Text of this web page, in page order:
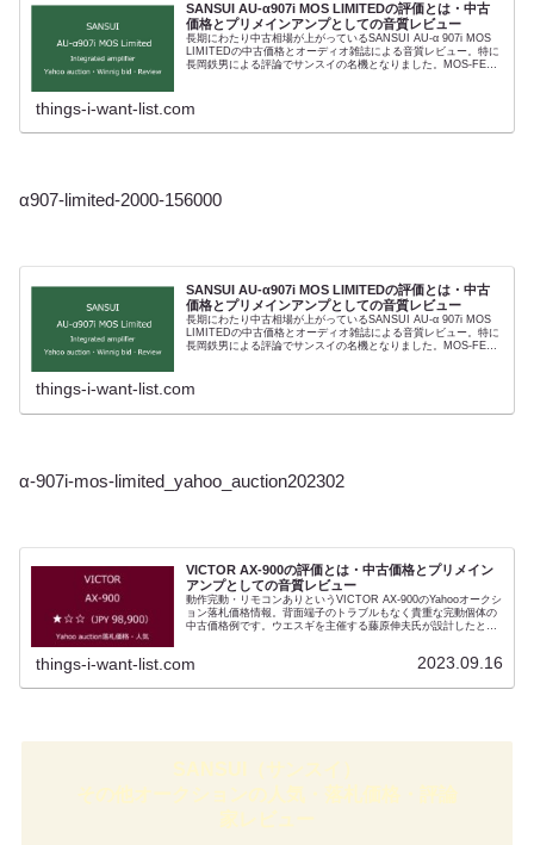
SANSUI AU-α907i MOS LIMITEDの評価とは・中古
価格とプリメインアンプとしての音質レビュー
長期にわたり中古相場が上がっているSANSUI AU-α 907i MOS
LIMITEDの中古価格とオーディオ雑誌による音質レビュー。特に
長岡鉄男による評論でサンスイの名機となりました。MOS-FET
things-i-want-list.com
α907-limited-2000-156000
SANSUI AU-α907i MOS LIMITEDの評価とは・中古
価格とプリメインアンプとしての音質レビュー
長期にわたり中古相場が上がっているSANSUI AU-α 907i MOS
LIMITEDの中古価格とオーディオ雑誌による音質レビュー。特に
長岡鉄男による評論でサンスイの名機となりました。MOS-FET
things-i-want-list.com
α-907i-mos-limited_yahoo_auction202302
VICTOR AX-900の評価とは・中古価格とプリメイン
アンプとしての音質レビュー
動作完動・リモコンありというVICTOR AX-900のYahooオークシ
ョン落札価格情報。背面端子のトラブルもなく貴重な完動個体の
中古価格例です。ウエスギを主催する藤原伸夫氏が設計したとい
たが。単なる高級アンプブームに便乗したモデルでなかったこと
できます。メンテナンス可能であるなら、現在でも100万円クラ
things-i-want-list.com 2023.09.16
SANSUI（サンスイ）
その他オークションの人気・落札価格・評論
家レビュー